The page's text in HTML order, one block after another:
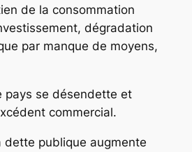
de la consommation
dégradation
par manque de moyens,
pays se désendette et
commercial.
dette publique augmente